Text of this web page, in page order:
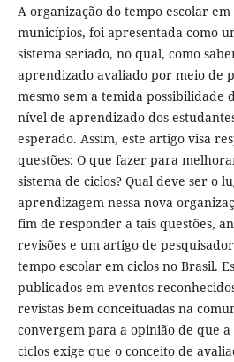
A organização do tempo escolar
municípios, foi apresentada como
sistema seriado, no qual, como
aprendizado avaliado por meio de
mesmo sem a temida possibilidade
nível de aprendizado dos
esperado. Assim, este artigo visa
questões: O que fazer para
sistema de ciclos? Qual deve ser o
aprendizagem nessa nova
fim de responder a tais questões,
revisões e um artigo de
tempo escolar em ciclos no Brasil.
publicados em eventos
revistas bem conceituadas na
convergem para a opinião de que
ciclos exige que o conceito de